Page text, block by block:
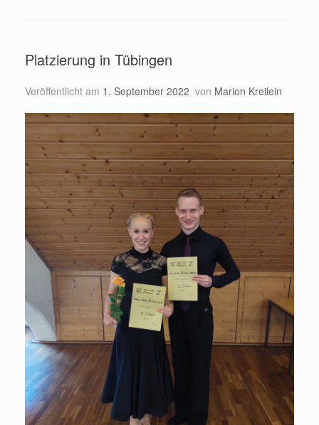
Platzierung in Tübingen
Veröffentlicht am 1. September 2022 von Marion Kreilein